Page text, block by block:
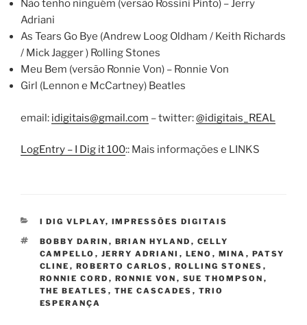
Não tenho ninguém (versão Rossini Pinto) – Jerry
Adriani
As Tears Go Bye (Andrew Loog Oldham / Keith Richards
/ Mick Jagger ) Rolling Stones
Meu Bem (versão Ronnie Von) – Ronnie Von
Girl (Lennon e McCartney) Beatles
email: idigitais@gmail.com – twitter:@idigitais_REAL
LogEntry – I Dig it 100:: Mais informações e LINKS
CATEGORIES
I DIG VLPLAY, IMPRESSÕES DIGITAIS
TAGS
BOBBY DARIN , BRIAN HYLAND , CELLY
CAMPELLO , JERRY ADRIANI , LENO , MINA , PATSY
CLINE , ROBERTO CARLOS , ROLLING STONES ,
RONNIE CORD , RONNIE VON , SUE THOMPSON ,
THE BEATLES , THE CASCADES , TRIO
ESPERANÇA